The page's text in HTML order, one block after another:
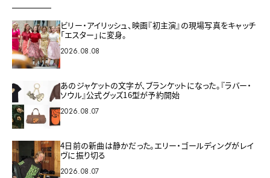
ビリー・アイリッシュ、映画『初主演』の現場写真をキャッチ
「エスター」に変身。
2026.08.08
あのジャケットの文字が、ブランケットになった。『ラバー・
ソウル』公式グッズ16型が予約開始
2026.08.07
4日前の新曲は静かだった。エリー・ゴールディングがレイ
ヴに振り切る
2026.08.07